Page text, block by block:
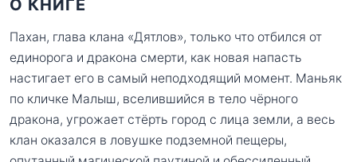
О КНИГЕ
Пахан, глава клана «Дятлов», только что отбился от
единорога и дракона смерти, как новая напасть
настигает его в самый неподходящий момент. Маньяк
по кличке Малыш, вселившийся в тело чёрного
дракона, угрожает стёрть город с лица земли, а весь
клан оказался в ловушке подземной пещеры,